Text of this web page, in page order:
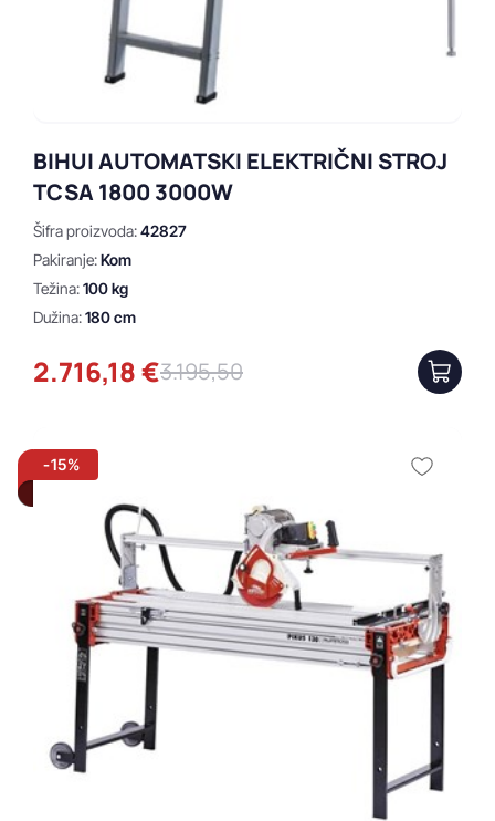
BIHUI AUTOMATSKI ELEKTRIČNI STROJ
TCSA 1800 3000W
Šifra proizvoda:42827
Pakiranje:Kom
Težina:100 kg
Dužina:180 cm
2.716,18 €3.195,50
-15%